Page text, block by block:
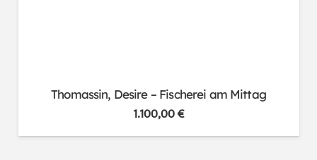
Thomassin, Desire – Fischerei am Mittag
1.100,00€